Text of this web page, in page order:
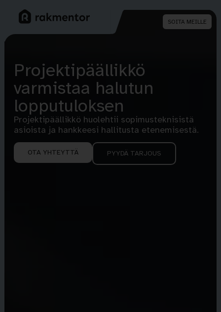
SOITA MEILLE
Projektipäällikkö
varmistaa halutun
lopputuloksen
Projektipäällikkö huolehtii sopimusteknisistä
asioista ja hankkeesi hallitusta etenemisestä.
OTA YHTEYTTÄ PYYDÄ TARJOUS